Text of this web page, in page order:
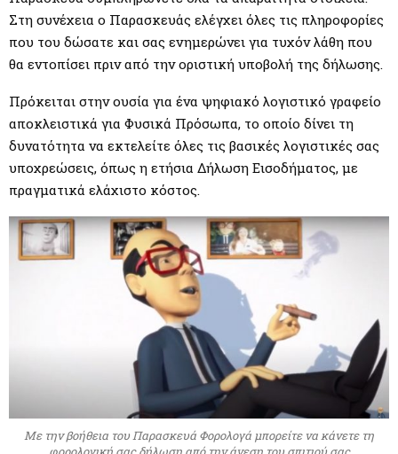
Στη συνέχεια ο Παρασκευάς ελέγχει όλες τις πληροφορίες
που του δώσατε και σας ενημερώνει για τυχόν λάθη που
θα εντοπίσει πριν από την οριστική υποβολή της δήλωσης.
Πρόκειται στην ουσία για ένα ψηφιακό λογιστικό γραφείο
αποκλειστικά για Φυσικά Πρόσωπα, το οποίο δίνει τη
δυνατότητα να εκτελείτε όλες τις βασικές λογιστικές σας
υποχρεώσεις, όπως η ετήσια Δήλωση Εισοδήματος, με
πραγματικά ελάχιστο κόστος.
Με την βοήθεια του Παρασκευά Φορολογά μπορείτε να κάνετε τη